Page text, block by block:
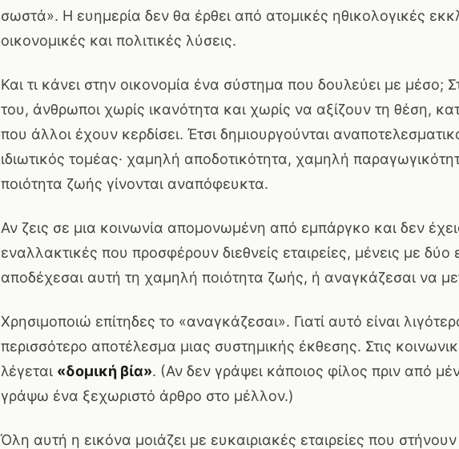
σωστά». Η ευημερία δεν θα έρθει από ατομικές ηθικολογικές
οικονομικές και πολιτικές λύσεις.
Και τι κάνει στην οικονομία ένα σύστημα που δουλεύει με μέσο;
του, άνθρωποι χωρίς ικανότητα και χωρίς να αξίζουν τη θέση,
που άλλοι έχουν κερδίσει. Έτσι δημιουργούνται
ιδιωτικός τομέας· χαμηλή αποδοτικότητα, χαμηλή
ποιότητα ζωής γίνονται αναπόφευκτα.
Αν ζεις σε μια κοινωνία απομονωμένη από εμπάργκο και δεν
εναλλακτικές που προσφέρουν διεθνείς εταιρείες, μένεις με δύο
αποδέχεσαι αυτή τη χαμηλή ποιότητα ζωής, ή αναγκάζεσαι να
Χρησιμοποιώ επίτηδες το «αναγκάζεσαι». Γιατί αυτό είναι
περισσότερο αποτέλεσμα μιας συστημικής έκθεσης. Στις
λέγεται «δομική βία». (Αν δεν γράψει κάποιος φίλος πριν από
γράψω ένα ξεχωριστό άρθρο στο μέλλον.)
Όλη αυτή η εικόνα μοιάζει με ευκαιριακές εταιρείες που